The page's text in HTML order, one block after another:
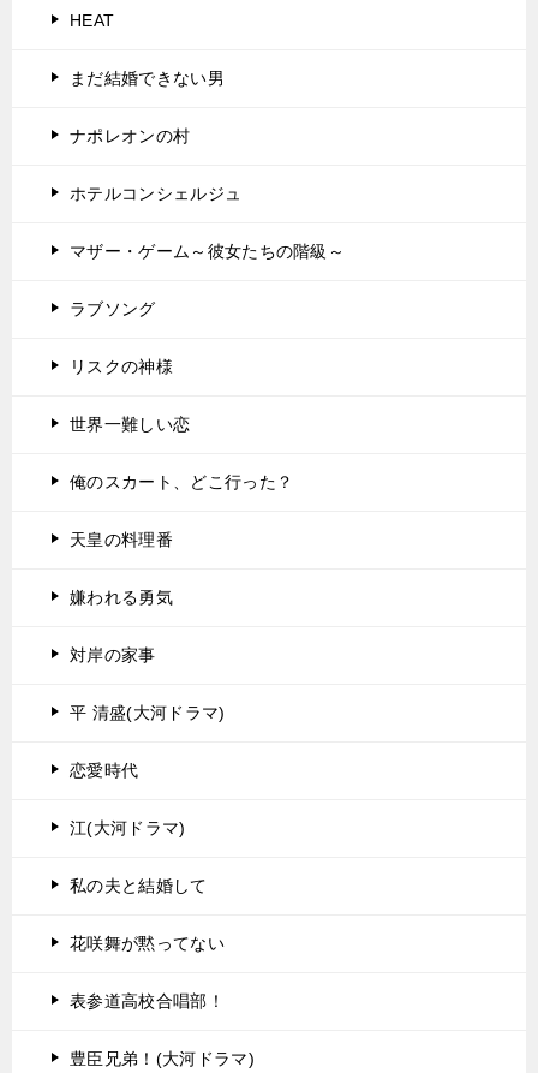
HEAT
まだ結婚できない男
ナポレオンの村
ホテルコンシェルジュ
マザー・ゲーム～彼女たちの階級～
ラブソング
リスクの神様
世界一難しい恋
俺のスカート、どこ行った？
天皇の料理番
嫌われる勇気
対岸の家事
平 清盛(大河ドラマ)
恋愛時代
江(大河ドラマ)
私の夫と結婚して
花咲舞が黙ってない
表参道高校合唱部！
豊臣兄弟！(大河ドラマ)